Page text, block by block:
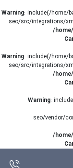
Warning: include(/home/
seo/src/integrations/
/
Warning: include(/home/
seo/src/integrations/
/
Warning:
seo/vendor/
/